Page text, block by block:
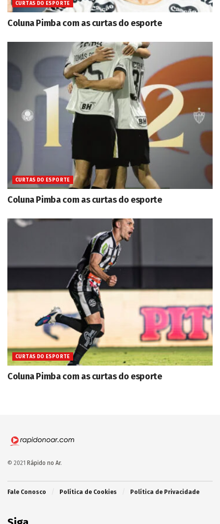
CURTAS DO ESPORTE
Coluna Pimba com as curtas do esporte
CURTAS DO ESPORTE
Coluna Pimba com as curtas do esporte
CURTAS DO ESPORTE
Coluna Pimba com as curtas do esporte
© 2021 Rápido no Ar.
Fale Conosco Política de Cookies Política de Privacidade